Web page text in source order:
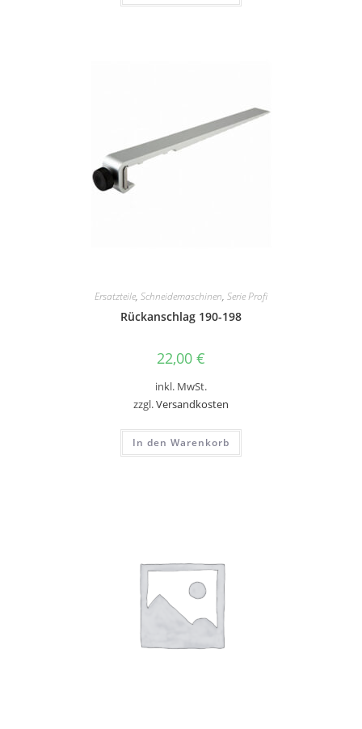
Ersatzteile, Schneidemaschinen, Serie Profi
Rückanschlag 190-198
22,00 €
inkl. MwSt.
zzgl.Versandkosten
In den Warenkorb